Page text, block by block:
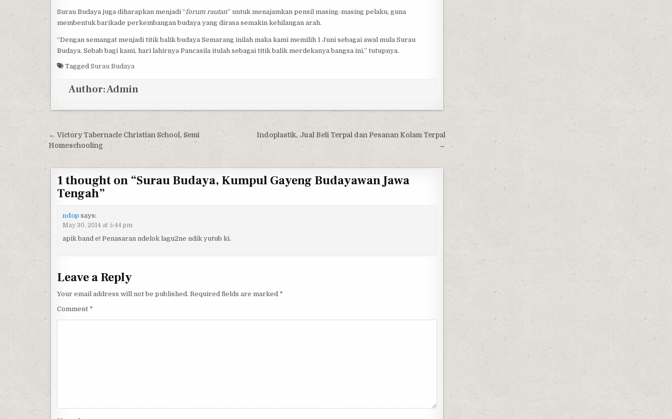
Surau Budaya juga diharapkan menjadi “forum rautan” untuk menajamkan pensil masing-masing pelaku, guna
membentuk barikade perkembangan budaya yang dirasa semakin kehilangan arah.
“Dengan semangat menjadi titik balik budaya Semarang inilah maka kami memilih 1 Juni sebagai awal mula Surau
Budaya. Sebab bagi kami, hari lahirnya Pancasila itulah sebagai titik balik merdekanya bangsa ini,” tutupnya.
Tagged Surau Budaya
Author:Admin
Post navigation
Indoplastik, Jual Beli Terpal dan Pesanan Kolam Terpal
→
← Victory Tabernacle Christian School, Semi
Homeschooling
1 thought on “Surau Budaya, Kumpul Gayeng Budayawan Jawa
Tengah”
ndop says:
May 30, 2014 at 5:44 pm
apik band e! Penasaran ndelok lagu2ne ndik yutub ki.
Leave a Reply
Your email address will not be published. Required fields are marked *
Comment *